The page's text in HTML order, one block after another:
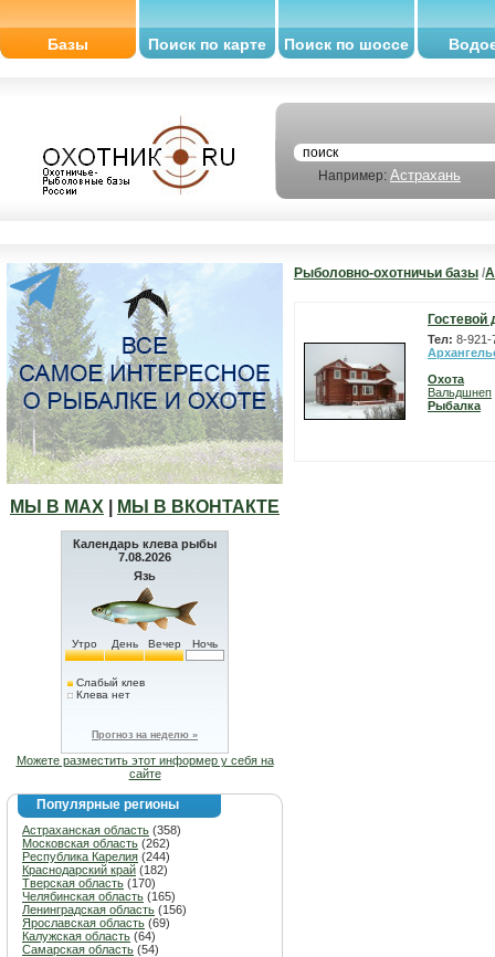
Базы Поиск по карте Поиск по шоссе
Например: Астрахань
МЫ В МАХ МЫ В ВКОНТАКТЕ
Календарь клева рыбы
7.08.2026
Язь
Утро День Вечер Ночь
Слабый клев
Клева нет
Прогноз на неделю »
Можете разместить этот информер у себя на
сайте
Популярные регионы
Астраханская область (358)
Московская область (262)
Республика Карелия (244)
Краснодарский край (182)
Тверская область (170)
Челябинская область (165)
Ленинградская область (156)
Ярославская область (69)
Калужская область (64)
Самарская область (54)
Рыболовно-охотничьи базы /
Тел: 8-921-
Охота
Вальдшнеп
Рыбалка